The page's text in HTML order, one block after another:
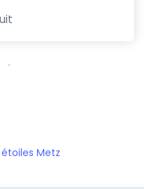
Metz